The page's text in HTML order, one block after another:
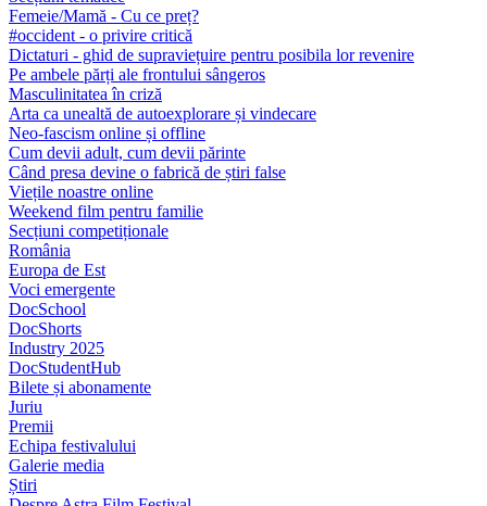
Femeie/Mamă - Cu ce preț?
#occident - o privire critică
Dictaturi - ghid de supraviețuire pentru posibila lor revenire
Pe ambele părți ale frontului sângeros
Masculinitatea în criză
Arta ca unealtă de autoexplorare și vindecare
Neo-fascism online și offline
Cum devii adult, cum devii părinte
Când presa devine o fabrică de știri false
Viețile noastre online
Weekend film pentru familie
Secțiuni competiționale
România
Europa de Est
Voci emergente
DocSchool
DocShorts
Industry 2025
DocStudentHub
Bilete și abonamente
Juriu
Premii
Echipa festivalului
Galerie media
Știri